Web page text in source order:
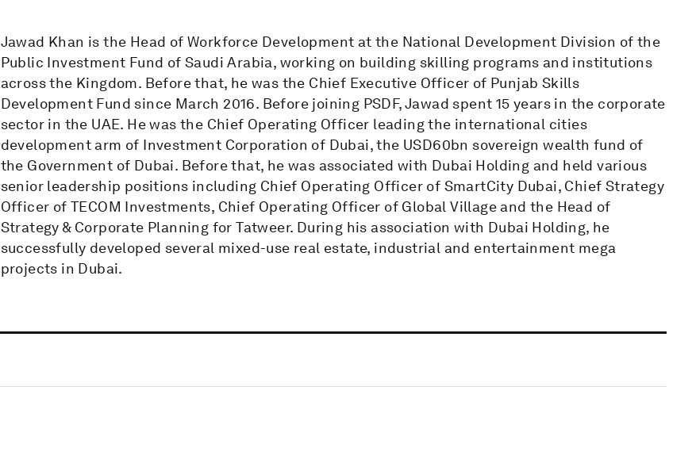
Jawad Khan is the Head of Workforce Development at the National Development Division of the
Public Investment Fund of Saudi Arabia, working on building skilling programs and institutions
across the Kingdom. Before that, he was the Chief Executive Officer of Punjab Skills
Development Fund since March 2016. Before joining PSDF, Jawad spent 15 years in the corporate
sector in the UAE. He was the Chief Operating Officer leading the international cities
development arm of Investment Corporation of Dubai, the USD60bn sovereign wealth fund of
the Government of Dubai. Before that, he was associated with Dubai Holding and held various
senior leadership positions including Chief Operating Officer of SmartCity Dubai, Chief Strategy
Officer of TECOM Investments, Chief Operating Officer of Global Village and the Head of
Strategy & Corporate Planning for Tatweer. During his association with Dubai Holding, he
successfully developed several mixed-use real estate, industrial and entertainment mega
projects in Dubai.